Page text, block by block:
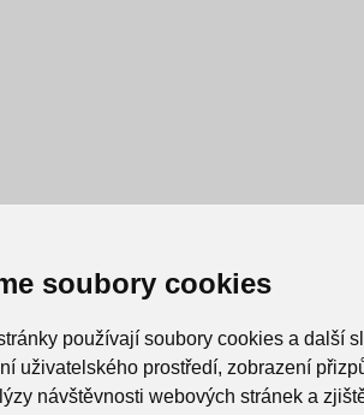
soubory cookies
používají soubory cookies a další
uživatelského prostředí, zobrazení
návštěvnosti webových stránek a